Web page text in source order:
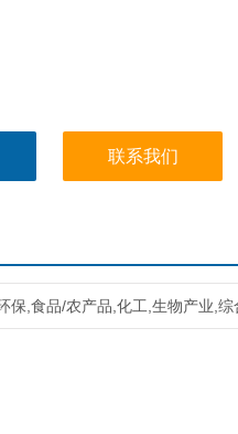
联系我们
保,食品/农产品,化工,生物产业,综